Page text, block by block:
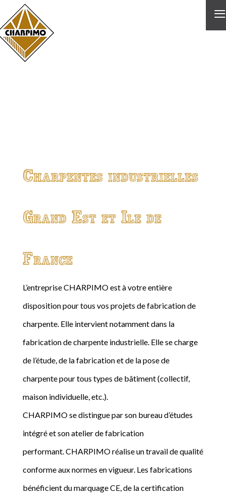
≡
Charpentes industrielles
Grand Est et Ile de
France
L’entreprise CHARPIMO est à votre entière
disposition pour tous vos projets de fabrication de
charpente. Elle intervient notamment dans la
fabrication de charpente industrielle. Elle se charge
de l’étude, de la fabrication et de la pose de
charpente pour tous types de bâtiment (collectif,
maison individuelle, etc.).
CHARPIMO se distingue par son bureau d’études
intégré et son atelier de fabrication
performant. CHARPIMO réalise un travail de qualité
conforme aux normes en vigueur. Les fabrications
bénéficient du marquage CE, de la certification